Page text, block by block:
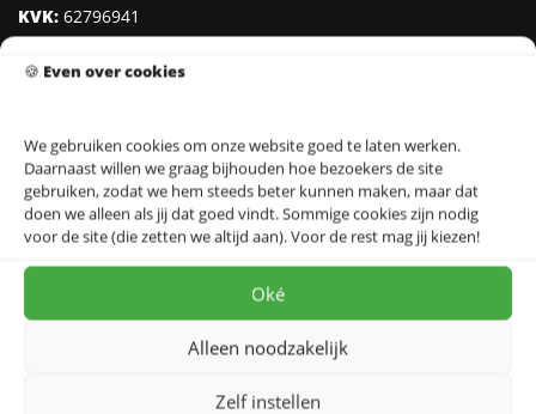
🍪 Even over cookies
We gebruiken cookies om onze website goed te laten werken.
Daarnaast willen we graag bijhouden hoe bezoekers de site
gebruiken, zodat we hem steeds beter kunnen maken, maar dat
doen we alleen als jij dat goed vindt. Sommige cookies zijn nodig
voor de site (die zetten we altijd aan). Voor de rest mag jij kiezen!
Oké
Alleen noodzakelijk
Zelf instellen
KVK: 62796941
IBAN:NL95 INGB 0006 8527 18
Klantenservice
Over Kunst in Kaart
Prijzen